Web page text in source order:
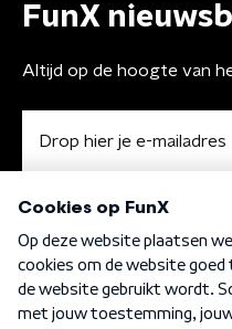
FunX
Altijd op de hoogte van
Algemene voorwaarden